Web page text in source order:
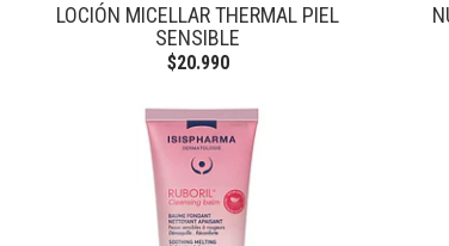
LOCIÓN MICELLAR THERMAL PIEL
SENSIBLE
$20.990